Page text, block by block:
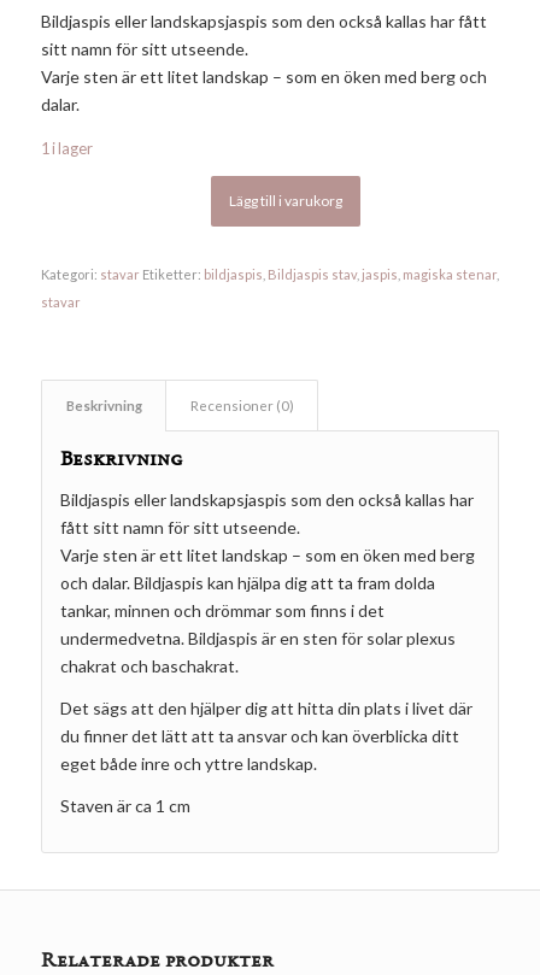
Bildjaspis eller landskapsjaspis som den också kallas har fått
sitt namn för sitt utseende.
Varje sten är ett litet landskap – som en öken med berg och
dalar.
1 i lager
Lägg till i varukorg
Kategori: stavar Etiketter: bildjaspis Bildjaspis stav, jaspis magiska stenar,
stavar
Beskrivning Recensioner (0)
Beskrivning
Bildjaspis eller landskapsjaspis som den också kallas har
fått sitt namn för sitt utseende.
Varje sten är ett litet landskap – som en öken med berg
och dalar. Bildjaspis kan hjälpa dig att ta fram dolda
tankar, minnen och drömmar som finns i det
undermedvetna. Bildjaspis är en sten för solar plexus
chakrat och baschakrat.
Det sägs att den hjälper dig att hitta din plats i livet där
du finner det lätt att ta ansvar och kan överblicka ditt
eget både inre och yttre landskap.
Staven är ca 1 cm
Relaterade produkter